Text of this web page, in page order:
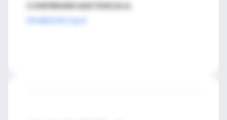
CONFIRMAR ASISTENCIA A
info@lusuh.org.ar